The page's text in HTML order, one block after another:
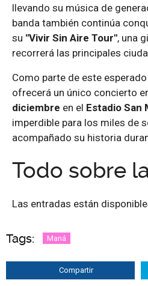
llevando su música de
banda también continúa
su "Vivir Sin Aire Tour", una
recorrerá las principales
Como parte de este
ofrecerá un único concierto
diciembre en el Estadio San
imperdible para los miles de
acompañado su historia
Todo sobre
Las entradas están
Tags: Maná
Compartir